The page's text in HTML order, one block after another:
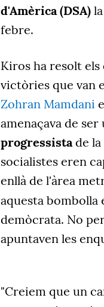
d'Amèrica (DSA)
febre.
Kiros ha resolt
victòries que van
Zohran Mamdani
amenaçava de ser
progressistade la
socialistes eren
enllà de l'àrea
aquesta bombolla
demòcrata. No
apuntaven les
"Creiem que un